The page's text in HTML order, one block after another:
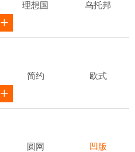
理想国 乌托邦
简约 欧式
圆网 凹版